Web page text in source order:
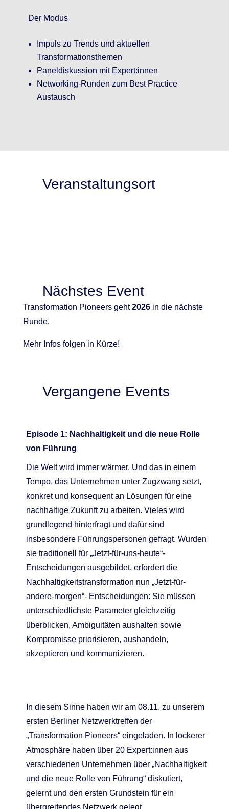
Der Modus
Impuls zu Trends und aktuellen
Transformationsthemen
Paneldiskussion mit Expert:innen
Networking-Runden zum Best Practice
Austausch
Veranstaltungsort
Nächstes Event
Transformation Pioneers geht2026in die nächste
Runde.
Mehr Infos folgen in Kürze!
Vergangene Events
Episode 1: Nachhaltigkeit und die neue Rolle
von Führung
Die Welt wird immer wärmer. Und das in einem
Tempo, das Unternehmen unter Zugzwang setzt,
konkret und konsequent an Lösungen für eine
nachhaltige Zukunft zu arbeiten. Vieles wird
grundlegend hinterfragt und dafür sind
insbesondere Führungspersonen gefragt. Wurden
sie traditionell für „Jetzt-für-uns-heute“-
Entscheidungen ausgebildet, erfordert die
Nachhaltigkeitstransformation nun „Jetzt-für-
andere-morgen“- Entscheidungen: Sie müssen
unterschiedlichste Parameter gleichzeitig
überblicken, Ambiguitäten aushalten sowie
Kompromisse priorisieren, aushandeln,
akzeptieren und kommunizieren.
In diesem Sinne haben wir am 08.11. zu unserem
ersten Berliner Netzwerktreffen der
„Transformation Pioneers“ eingeladen. In lockerer
Atmosphäre haben über 20 Expert:innen aus
verschiedenen Unternehmen über „Nachhaltigkeit
und die neue Rolle von Führung“ diskutiert,
gelerntund den ersten Grundstein für ein